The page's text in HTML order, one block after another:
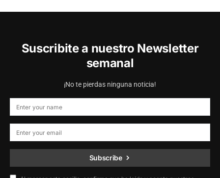
Suscribite a nuestro Newsletter
semanal
¡No te pierdas ninguna noticia!
Subscribe